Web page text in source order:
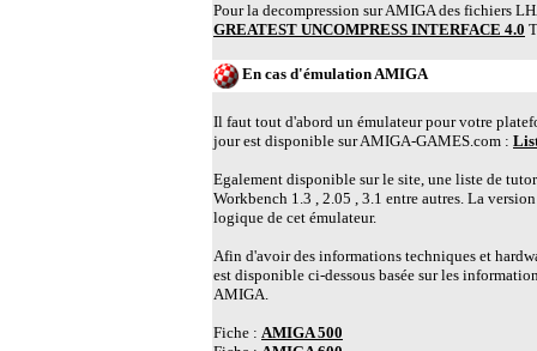
Pour la decompression sur AMIGA des fichiers
GREATEST UNCOMPRESS INTERFACE 4.0
En cas d'émulation AMIGA
Il faut tout d'abord un émulateur pour votre
jour est disponible sur AMIGA-GAMES.com :
Egalement disponible sur le site, une liste de
Workbench 1.3 , 2.05 , 3.1 entre autres. La
logique de cet émulateur.
Afin d'avoir des informations techniques et
est disponible ci-dessous basée sur les
AMIGA.
Fiche : AMIGA 500